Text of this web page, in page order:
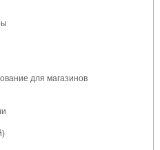
для магазинов